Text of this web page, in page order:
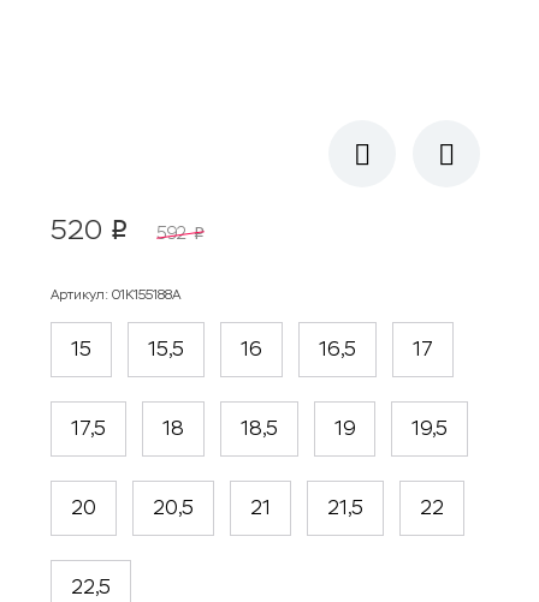
520 p 592 p
Артикул: 01К155188А
15 15,5 16 16,5 17
17,5 18 18,5 19 19,5
20 20,5 21 21,5 22
22,5